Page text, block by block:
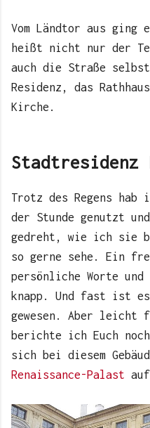
Vom Ländtor aus ging
heißt nicht nur der
auch die Straße
Residenz, das
Kirche.
Stadtresidenz
Trotz des Regens
der Stunde genutzt
gedreht, wie ich sie
so gerne sehe. Ein
persönliche Worte
knapp. Und fast ist
gewesen. Aber leicht
berichte ich Euch
sich bei diesem
Renaissance-Palast